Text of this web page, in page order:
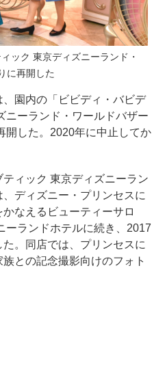
ック 東京ディズニーランド・
に再開した
園内の「ビビディ・バビデ
ニーランド・ワールドバザー
開した。2020年に中止してか
ティック 東京ディズニーラン
ディズニー・プリンセスに
なえるビューティーサロ
ーランドホテルに続き、2017
。同店では、プリンセスに
との記念撮影向けのフォト